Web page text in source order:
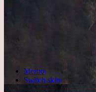
Меню
Switch skin